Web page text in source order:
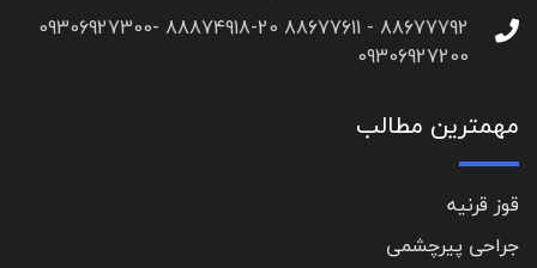
88677792 - 88677611 88874918-20 09306927300-
09306927200
مهمترین مطالب
قوز قرنیه
جراحی پیرچشمی